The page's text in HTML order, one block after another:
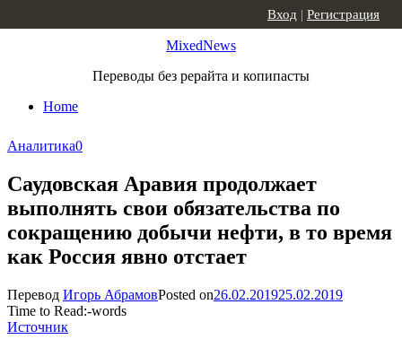
MixedNews
Переводы без рерайта и копипасты
Home
Вход | Регистрация
Аналитика0
Саудовская Аравия продолжает
выполнять свои обязательства по
сокращению добычи нефти, в то время
как Россия явно отстает
Перевод Игорь АбрамовPosted on26.02.201925.02.2019
Time to Read:-words
Источник